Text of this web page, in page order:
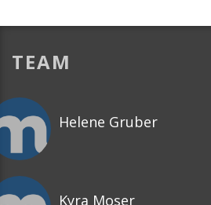
TEAM
Helene Gruber
Kyra Moser